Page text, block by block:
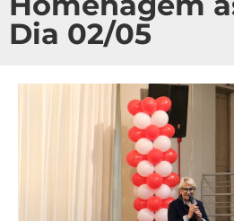
Dia 02/05